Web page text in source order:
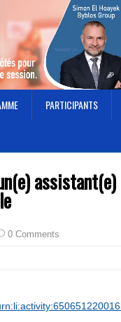
PARTICIPANTS
assistant(e)
0 Comments